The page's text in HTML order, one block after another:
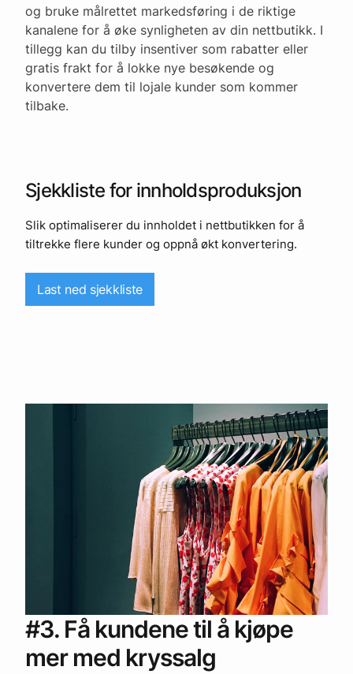
og bruke målrettet markedsføring i de riktige
kanalene for å øke synligheten av din nettbutikk. I
tillegg kan du tilby insentiver som rabatter eller
gratis frakt for å lokke nye besøkende og
konvertere dem til lojale kunder som kommer
tilbake.
Sjekkliste for innholdsproduksjon
Slik optimaliserer du innholdet i nettbutikken for å
tiltrekke flere kunder og oppnå økt konvertering.
Last ned sjekkliste
#3. Få kundene til å kjøpe
mer med kryssalg